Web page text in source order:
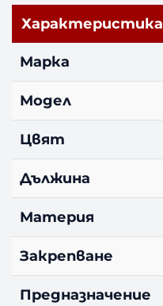
Характеристика
Марка
Модел
Цвят
Дължина
Материя
Закрепване
Предназначение